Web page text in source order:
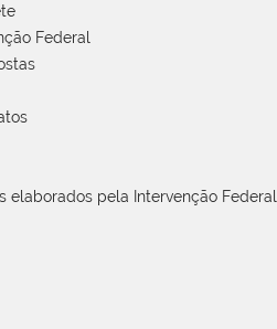
Federal
elaborados pela Intervenção Federal